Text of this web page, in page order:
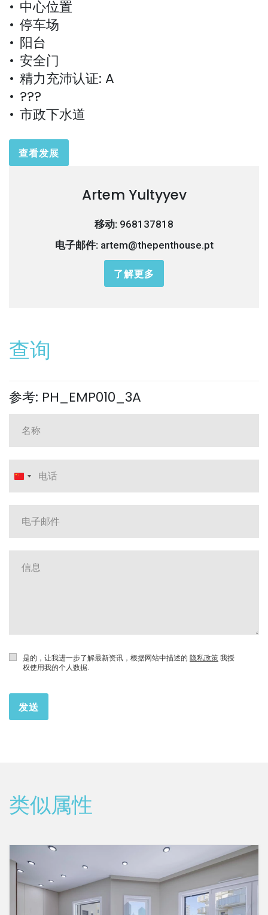
中心位置
停车场
阳台
安全门
精力充沛认证: A
???
市政下水道
查看发展
Artem Yultyyev
移动: 968137818
电子邮件: artem@thepenthouse.pt
了解更多
查询
参考: PH_EMP010_3A
China
+86
是的，让我进一步了解最新资讯，根据网站中描述的 隐私政策 我授
权使用我的个人数据.
发送
类似属性